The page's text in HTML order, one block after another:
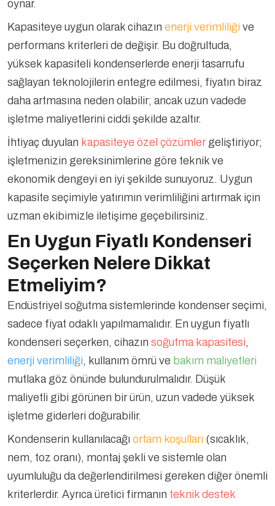
oynar.
Kapasiteye uygun olarak cihazın enerji verimliliği ve
performans kriterleri de değişir. Bu doğrultuda,
yüksek kapasiteli kondenserlerde enerji tasarrufu
sağlayan teknolojilerin entegre edilmesi, fiyatın biraz
daha artmasına neden olabilir; ancak uzun vadede
işletme maliyetlerini ciddi şekilde azaltır.
İhtiyaç duyulan kapasiteye özel çözümlergeliştiriyor;
işletmenizin gereksinimlerine göre teknik ve
ekonomik dengeyi en iyi şekilde sunuyoruz. Uygun
kapasite seçimiyle yatırımın verimliliğini artırmak için
uzman ekibimizle iletişime geçebilirsiniz.
En Uygun Fiyatlı Kondenseri
Seçerken Nelere Dikkat
Etmeliyim?
Endüstriyel soğutma sistemlerinde kondenser seçimi,
sadece fiyat odaklı yapılmamalıdır. En uygun fiyatlı
kondenseri seçerken, cihazın soğutma kapasitesi,
enerji verimliliği, kullanım ömrü ve bakım maliyetleri
mutlaka göz önünde bulundurulmalıdır. Düşük
maliyetli gibi görünen bir ürün, uzun vadede yüksek
işletme giderleri doğurabilir.
Kondenserin kullanılacağı ortam koşulları (sıcaklık,
nem, toz oranı), montaj şekli ve sistemle olan
uyumluluğu da değerlendirilmesi gereken diğer önemli
kriterlerdir. Ayrıca üretici firmanın teknik destek